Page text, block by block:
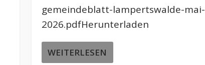
gemeindeblatt-lampertswalde-mai-
2026.pdfHerunterladen
WEITERLESEN